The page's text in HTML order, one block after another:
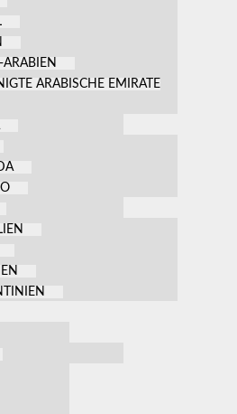
ARABISCHE EMIRATE